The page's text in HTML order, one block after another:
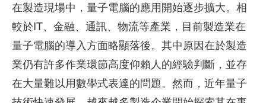
在製造現場中，量子電腦的應用開始逐步擴大。相
較於IT、金融、通訊、物流等產業，目前製造業在
量子電腦的導入方面略顯落後。其中原因在於製造
業仍有許多作業環節高度仰賴人的經驗判斷，並存
在大量難以用數學式表達的問題。然而，近年量子